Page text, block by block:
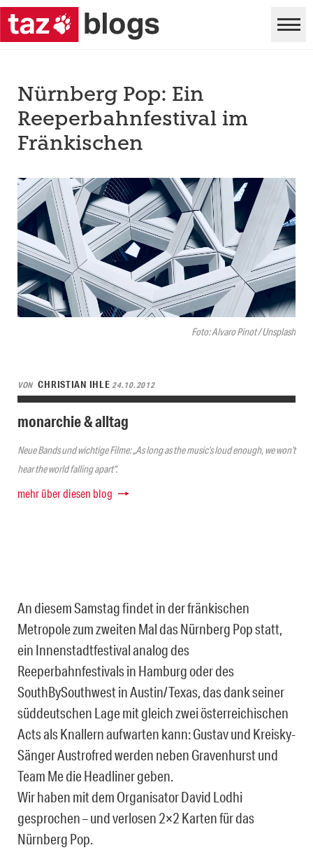
Foto: Alvaro Pinot / Unsplash
Nürnberg Pop: Ein
Reeperbahnfestival im
Fränkischen
VON CHRISTIAN IHLE24.10.2012
monarchie & alltag
Neue Bands und wichtige Filme: „As long as the music’s loud enough, we won’t
hear the world falling apart“.
mehr über diesen blog
An diesem Samstag findet in der fränkischen
Metropole zum zweiten Mal das Nürnberg Pop statt,
ein Innenstadtfestival analog des
Reeperbahnfestivals in Hamburg oder des
SouthBySouthwest in Austin/Texas, das dank seiner
süddeutschen Lage mit gleich zwei österreichischen
Acts als Knallern aufwarten kann: Gustav und Kreisky-
Sänger Austrofred werden neben Gravenhurst und
Team Me die Headliner geben.
Wir haben mit dem Organisator David Lodhi
gesprochen – und verlosen 2×2 Karten für das
Nürnberg Pop.